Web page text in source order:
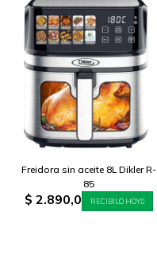
Freidora sin aceite 8L Dikler R-
85
$ 2.890,0 RECIBILO HOY